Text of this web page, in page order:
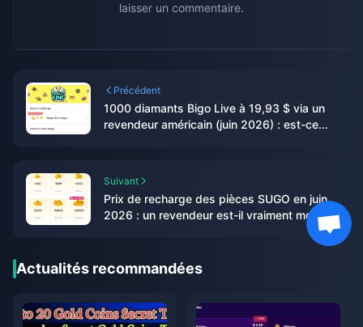
laisser un commentaire.
Précédent
1000 diamants Bigo Live à 19,93 $ via un
revendeur américain (juin 2026) : est-ce
Suivant
Prix de recharge des pièces SUGO en juin
2026 : un revendeur est-il vraiment moins
Actualités recommandées